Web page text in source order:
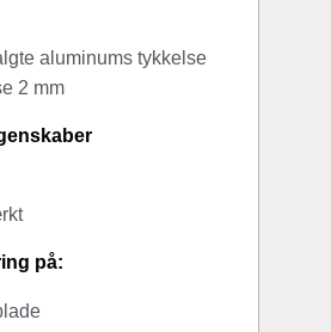
aluminums tykkelse
2 mm
på: